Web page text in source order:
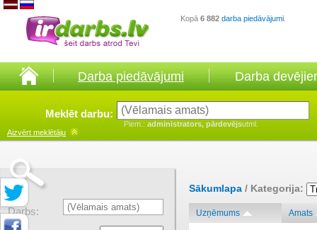
Kopā 6 882 darba piedāvājumi
Darba piedāvājumi Darba
Meklēt darbu:
Piem.: administrators, pārdevējsutml.
Aizvērt meklētāju
Darbs:
Sākumlapa / Kategorija:
Uzņēmums Amats